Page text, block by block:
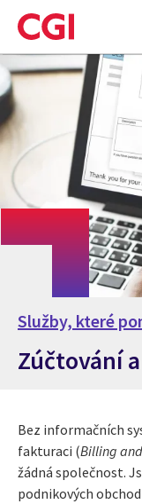
Skip
to
main
content
Služby, které
Zúčtování
Bez informačních
fakturaci (Billing
žádná společnost.
podnikových